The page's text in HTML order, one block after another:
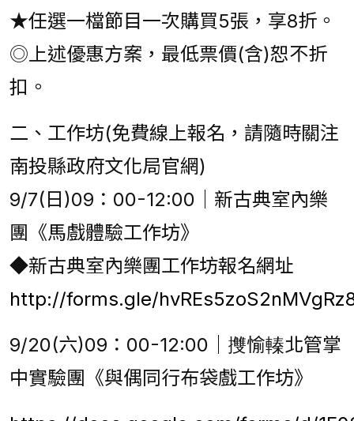
★任選一檔節目一次購買5張，享8折。
◎上述優惠方案，最低票價(含)恕不折
扣。
二、工作坊(免費線上報名，請隨時關注
南投縣政府文化局官網)
9/7(日)09：00-12:00｜新古典室內樂
團《馬戲體驗工作坊》
◆新古典室內樂團工作坊報名網址
http://forms.gle/
9/20(六)09：00-12:00｜㩳愉轃北管掌
中實驗團《與偶同行布袋戲工作坊》